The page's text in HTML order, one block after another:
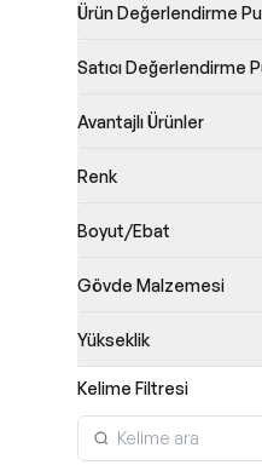
Ürün Değerlendirme
Satıcı Değerlendirme
Avantajlı Ürünler
Renk
Boyut/Ebat
Gövde Malzemesi
Yükseklik
Kelime Filtresi